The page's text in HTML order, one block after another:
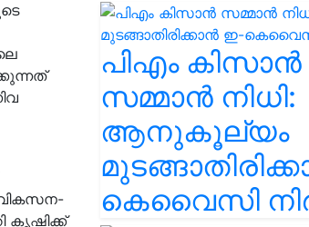
കൃഷിക്ക്
പിഎം കിസാൻ
സമ്മാൻ നിധി:
ആനുകൂല്യം
കെവൈസി